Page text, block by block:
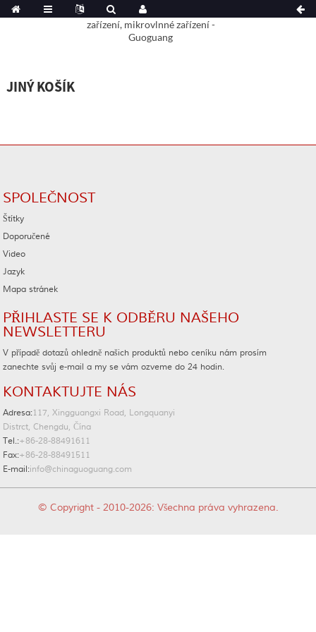
JINÝ KOŠÍK
SPOLEČNOST
Štítky
Doporučené
Video
Jazyk
Mapa stránek
PŘIHLASTE SE K ODBĚRU NAŠEHO
NEWSLETTERU
V případě dotazů ohledně našich produktů nebo ceníku nám prosím
zanechte svůj e-mail a my se vám ozveme do 24 hodin.
KONTAKTUJTE NÁS
Adresa:117, Xingguangxi Road, Longquanyi
Distrct, Chengdu, Čína
Tel.:+86-28-88491611
Fax:+86-28-88491511
E-mail:info@chinaguoguang.com
© Copyright - 2010-2026: Všechna práva vyhrazena.